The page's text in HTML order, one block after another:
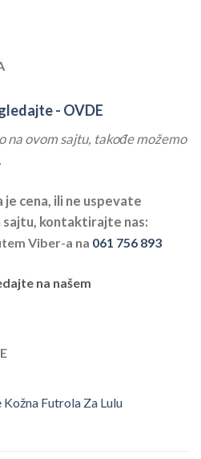
- OVDE
na ovom sajtu, takođe možemo
cena, ili ne uspevate
sajtu, kontaktirajte nas:
Viber-a na 061 756 893
na našem
Futrola Za Lulu